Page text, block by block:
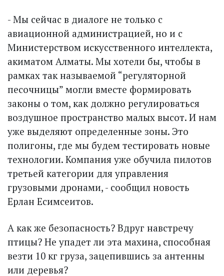
- Мы сейчас в диалоге не только с
авиационной администрацией, но и с
Министерством искусственного интеллекта,
акиматом Алматы. Мы хотели бы, чтобы в
рамках так называемой “регуляторной
песочницы” могли вместе формировать
законы о том, как должно регулироваться
воздушное пространство малых высот. И нам
уже выделяют определенные зоны. Это
полигоны, где мы будем тестировать новые
технологии. Компания уже обучила пилотов
третьей категории для управления
грузовыми дронами, - сообщил новость
Ерлан Есимсеитов.
А как же безопасность? Вдруг навстречу
птицы? Не упадет ли эта махина, способная
везти 10 кг груза, зацепившись за антенны
или деревья?